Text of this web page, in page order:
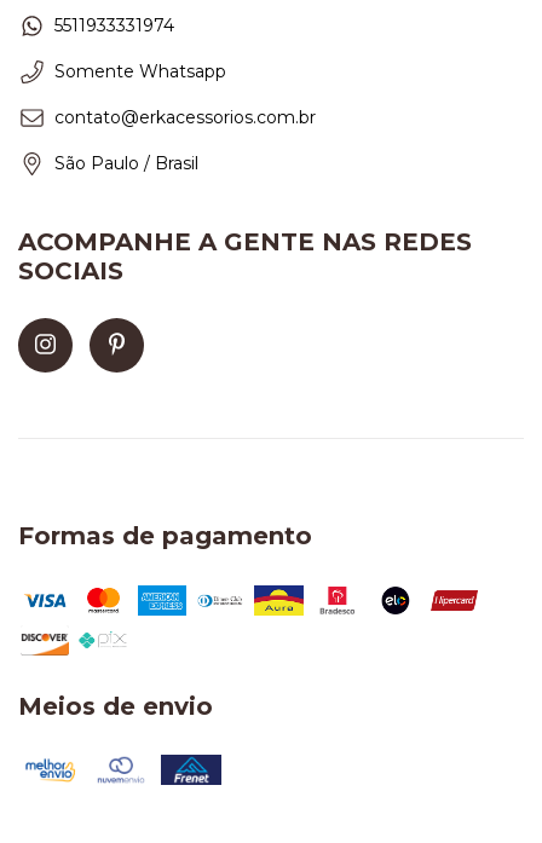
5511933331974
Somente Whatsapp
contato@erkacessorios.com.br
São Paulo / Brasil
ACOMPANHE A GENTE NAS REDES
SOCIAIS
Formas de pagamento
Meios de envio